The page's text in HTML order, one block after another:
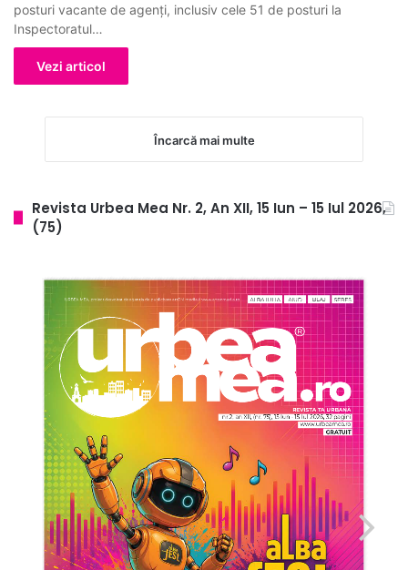
posturi vacante de agenți, inclusiv cele 51 de posturi la
Inspectoratul…
Vezi articol
Încarcă mai multe
Revista Urbea Mea Nr. 2, An XII, 15 Iun – 15 Iul 2026,
(75)